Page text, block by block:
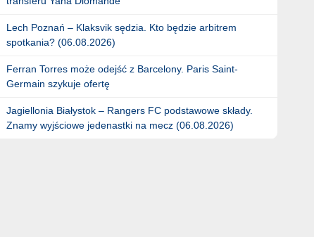
Lech Poznań – Klaksvik sędzia. Kto będzie arbitrem
spotkania? (06.08.2026)
Ferran Torres może odejść z Barcelony. Paris Saint-
Germain szykuje ofertę
Jagiellonia Białystok – Rangers FC podstawowe składy.
Znamy wyjściowe jedenastki na mecz (06.08.2026)